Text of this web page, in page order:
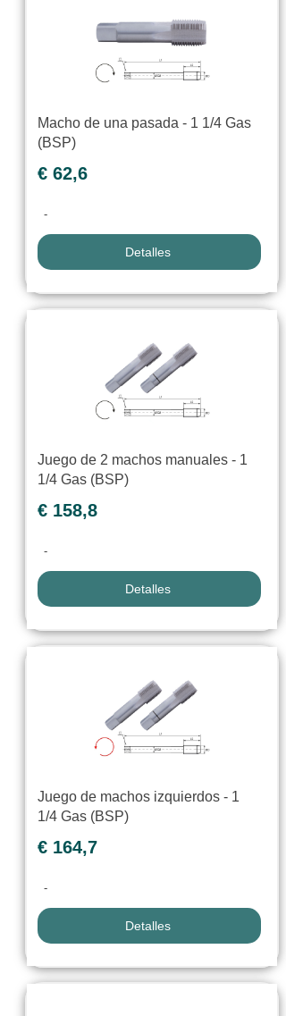
Macho de una pasada - 1 1/4 Gas
(BSP)
€ 62,6
-
Detalles
Juego de 2 machos manuales - 1
1/4 Gas (BSP)
€ 158,8
-
Detalles
Juego de machos izquierdos - 1
1/4 Gas (BSP)
€ 164,7
-
Detalles